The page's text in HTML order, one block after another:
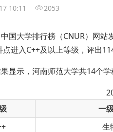
10:11 2053
国大学排行榜（CNUR）网站
进入C++及以上等级，评出
显示，河南师范大学共14个
一
生